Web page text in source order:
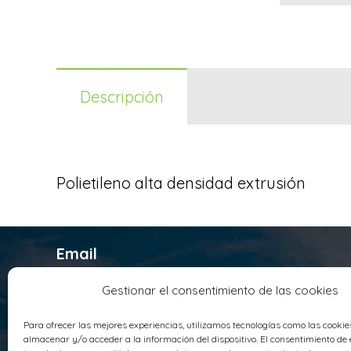
Gestionar el consentimiento de las cookies
Para ofrecer las mejores experiencias, utilizamos tecnologías como las
almacenar y/o acceder a la información del dispositivo. El consentimiento de
Descripción
Polietileno alta densidad extrusión
Email
+ 57 (60) 1 4178800